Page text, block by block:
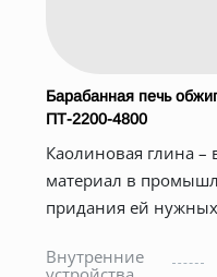
Барабанная печь
ПТ-2200-4800
Каолиновая глина –
материал в
придания ей нужных
Внутренние